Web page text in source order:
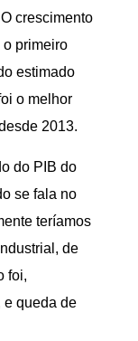
crescimento
o primeiro
estimado
o melhor
2013.
do PIB do
se fala no
teríamos
de
foi,
e queda de